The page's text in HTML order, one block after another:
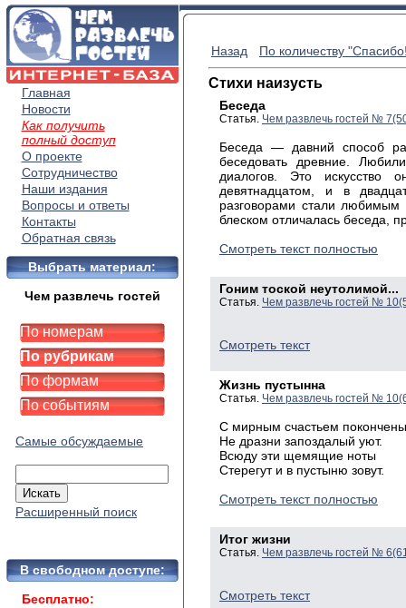
Главная
Новости
Как получить
полный доступ
О проекте
Сотрудничество
Наши издания
Вопросы и ответы
Контакты
Обратная связь
Выбрать материал:
Чем развлечь гостей
По номерам
По рубрикам
По формам
По событиям
Самые обсуждаемые
Расширенный поиск
В свободном доступе:
Бесплатно:
Назад По количеству
Стихи наизусть
Беседа
Статья. Чем развлечь гостей №
Беседа — давний способ
беседовать древние.
диалогов. Это
девятнадцатом, и в
разговорами стали любимым
блеском отличалась беседа,
Смотреть текст полностью
Гоним тоской неутолимой...
Статья. Чем развлечь гостей №
Смотреть текст
Жизнь пустынна
Статья. Чем развлечь гостей №
С мирным счастьем
Не дразни запоздалый уют.
Всюду эти щемящие ноты
Стерегути в пустыню зовут.
Смотреть текст полностью
Итог жизни
Статья. Чем развлечь гостей №
Смотреть текст